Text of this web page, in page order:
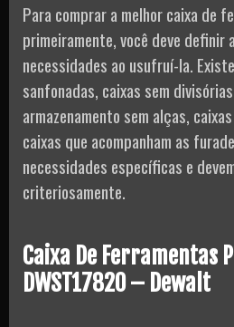
Para comprar a melhor caixa de
primeiramente, você deve definir
necessidades ao usufruí-la.
sanfonadas, caixas sem
armazenamento sem alças,
caixas que acompanham as
necessidades específicas e
criteriosamente.
Caixa De Ferramentas
DWST17820 – Dewalt